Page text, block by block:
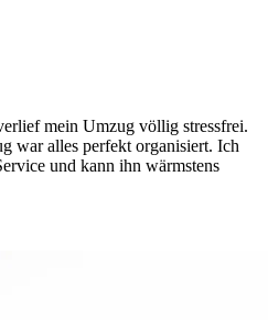
mein Umzug völlig stressfrei.
war alles perfekt organisiert. Ich
und kann ihn wärmstens